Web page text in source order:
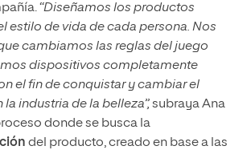
“Diseñamos los productos
estilo de vida de cada persona. Nos
cambiamos las reglas del juego
dispositivos completamente
el fin de conquistar y cambiar el
industria de la belleza”,subraya Ana
donde se busca la
del producto, creado en base a las